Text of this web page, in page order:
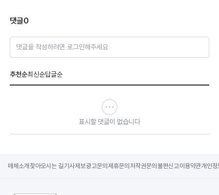
댓글0
댓글을 작성하려면 로그인해주세요
추천순최신순답글순
표시할 댓글이 없습니다
매체소개 찾아오시는 길기사제보광고문의 제휴문의 저작권문의 불편신고이용약관개인정